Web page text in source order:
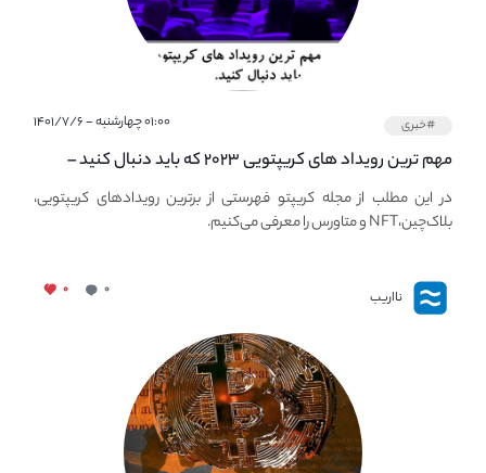
#خبری ۰۱:۰۰ چهارشنبه - ۱۴۰۱/۷/۶
مهم ترین رویداد های کریپتویی ۲۰۲۳ که باید دنبال کنید –
معرفی بهترین رویداد های جهانی
در این مطلب از مجله کریپتو فهرستی از برترین رویدادهای کریپتویی،
بلاک‌چین،NFT و متاورس را معرفی می‌کنیم.
نااریب ۰ ۰